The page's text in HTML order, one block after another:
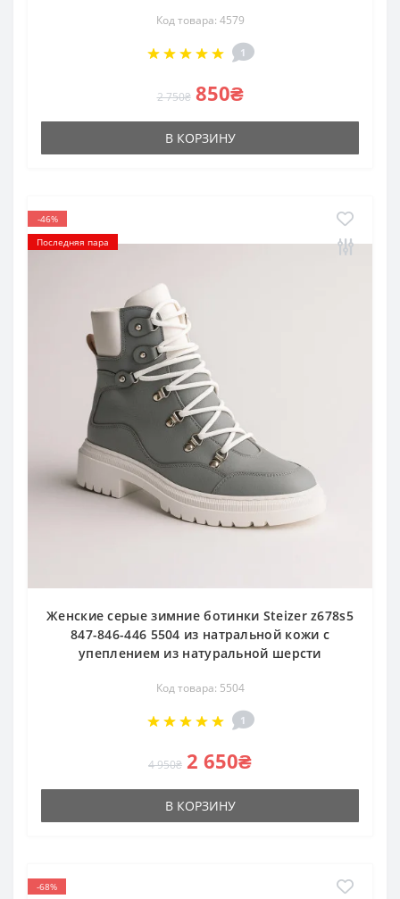
Код товара: 4579
1
2 750₴ 850₴
В КОРЗИНУ
-46%
Последняя пара
Женские серые зимние ботинки Steizer z678s5
847-846-446 5504 из натральной кожи с
упеплением из натуральной шерсти
Код товара: 5504
1
4 950₴ 2 650₴
В КОРЗИНУ
-68%